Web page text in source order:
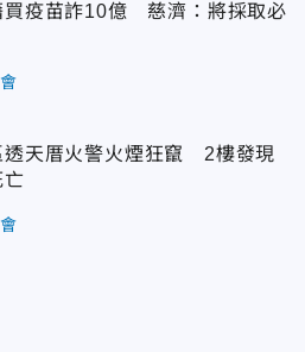
買疫苗詐10億 慈濟：將採取必
透天厝火警火煙狂竄 2樓發現
亡